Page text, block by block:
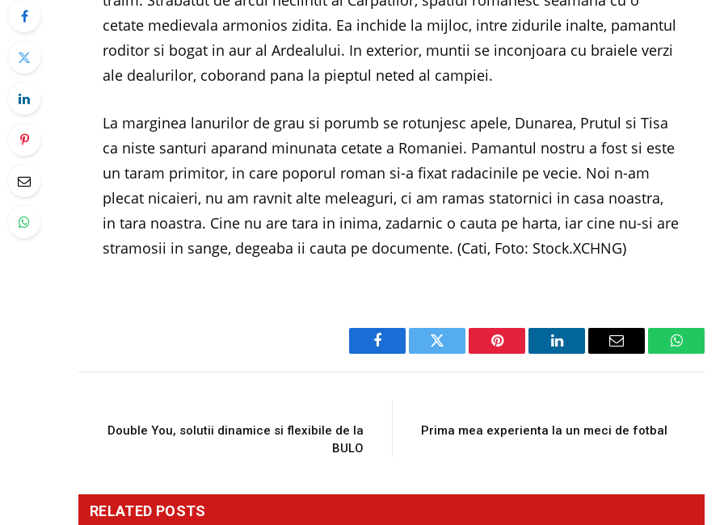
cetate medievala armonios zidita. Ea inchide la mijloc, intre zidurile inalte, pamantul
roditor si bogat in aur al Ardealului. In exterior, muntii se inconjoara cu braiele verzi
ale dealurilor, coborand pana la pieptul neted al campiei.
La marginea lanurilor de grau si porumb se rotunjesc apele, Dunarea, Prutul si Tisa
ca niste santuri aparand minunata cetate a Romaniei. Pamantul nostru a fost si este
un taram primitor, in care poporul roman si-a fixat radacinile pe vecie. Noi n-am
plecat nicaieri, nu am ravnit alte meleaguri, ci am ramas statornici in casa noastra,
in tara noastra. Cine nu are tara in inima, zadarnic o cauta pe harta, iar cine nu-si are
stramosii in sange, degeaba ii cauta pe documente. (Cati, Foto: Stock.XCHNG)
Facebook Twitter Pinterest LinkedIn Email
Double You, solutii dinamice si flexibile de la
BULO
Prima mea experienta la un meci de fotbal
RELATED POSTS